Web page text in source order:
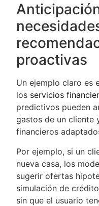
proactivas
Un ejemplo claro es
los servicios
predictivos pueden
gastos de un cliente
financieros
Por ejemplo, si un
nueva casa, los
sugerir ofertas
simulación de
sin que el usuario